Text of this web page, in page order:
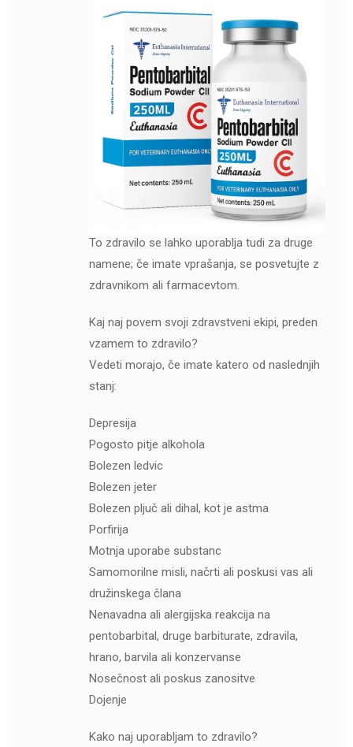
To zdravilo se lahko uporablja tudi za druge
namene; če imate vprašanja, se posvetujte z
zdravnikom ali farmacevtom.
Kaj naj povem svoji zdravstveni ekipi, preden
vzamem to zdravilo?
Vedeti morajo, če imate katero od naslednjih
stanj:
Depresija
Pogosto pitje alkohola
Bolezen ledvic
Bolezen jeter
Bolezen pljuč ali dihal, kot je astma
Porfirija
Motnja uporabe substanc
Samomorilne misli, načrti ali poskusi vas ali
družinskega člana
Nenavadna ali alergijska reakcija na
pentobarbital, druge barbiturate, zdravila,
hrano, barvila ali konzervanse
Nosečnost ali poskus zanositve
Dojenje
Kako naj uporabljam to zdravilo?